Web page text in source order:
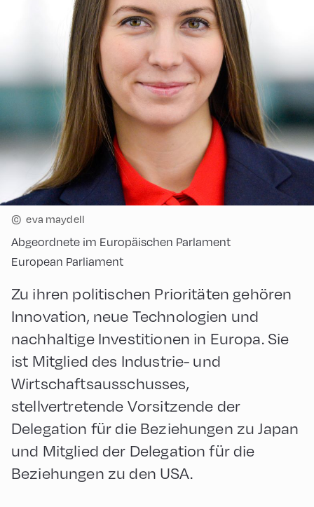
© eva maydell
Abgeordnete im Europäischen Parlament
European Parliament
Zu ihren politischen Prioritäten gehören
Innovation, neue Technologien und
nachhaltige Investitionen in Europa. Sie
ist Mitglied des Industrie- und
Wirtschaftsausschusses,
stellvertretende Vorsitzende der
Delegation für die Beziehungen zu Japan
und Mitglied der Delegation für die
Beziehungen zu den USA.